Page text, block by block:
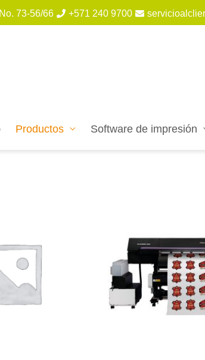
73-56/66 +571 240 9700
Productos Software de impresión